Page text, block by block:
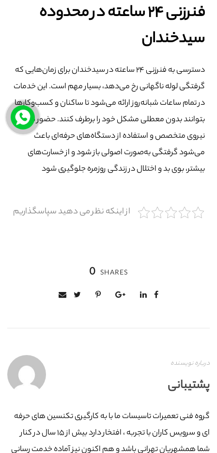
فنرزنی ۲۴ ساعته در محدوده
سیدخندان
دسترسی به فنرزنی ۲۴ ساعته در سیدخندان برای زمان‌هایی که
گرفتگی لوله ناگهانی رخ می‌دهد، بسیار مهم است. این خدمات
در تمام ساعات شبانه‌روز ارائه می‌شود تا ساکنان و کسب‌وکارها
بتوانند بدون معطلی مشکل خود را برطرف کنند. حضور سریع
نیروی متخصص و استفاده از دستگاه‌های حرفه‌ای باعث
می‌شود گرفتگی به‌صورت اصولی باز شود و از خسارت‌های
بیشتر، بوی بد و اختلال در زندگی روزمره جلوگیری شود
از اینکه نظر می دهید سپاسگذاریم
0 SHARES
درباره نویسنده
پشتیبانی
گروه فنی تعمیرات تاسیسات ما با به‌ کارگیری تکنسین های حرفه
ای و سرویس کاران با تجربه ، افتخار دارد بیش از ۱۵ سال در کنار
شما همشهریان تهرانی باشد و هم اکنون نیز آماده خدمت رسانی